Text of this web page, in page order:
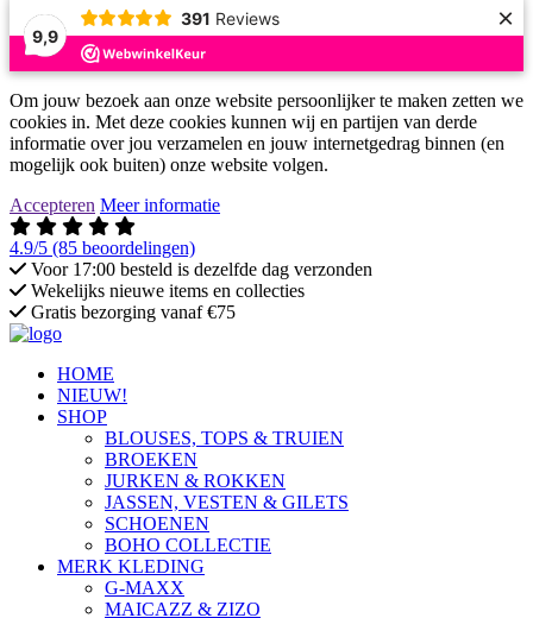
9,9
391 Reviews ×
Om jouw bezoek aan onze website persoonlijker te maken zetten we
cookies in. Met deze cookies kunnen wij en partijen van derde
informatie over jou verzamelen en jouw internetgedrag binnen (en
mogelijk ook buiten) onze website volgen.
Accepteren Meer informatie
4.9/5 (85 beoordelingen)
Voor 17:00 besteld is dezelfde dag verzonden
Wekelijks nieuwe items en collecties
Gratis bezorging vanaf €75
HOME
NIEUW!
SHOP
BLOUSES, TOPS & TRUIEN
BROEKEN
JURKEN & ROKKEN
JASSEN, VESTEN & GILETS
SCHOENEN
BOHO COLLECTIE
MERK KLEDING
G-MAXX
MAICAZZ & ZIZO